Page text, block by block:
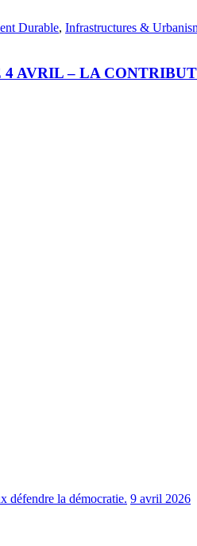
Durable, Infrastructures &
4 AVRIL – LA
défendre la démocratie. 9 avril 2026